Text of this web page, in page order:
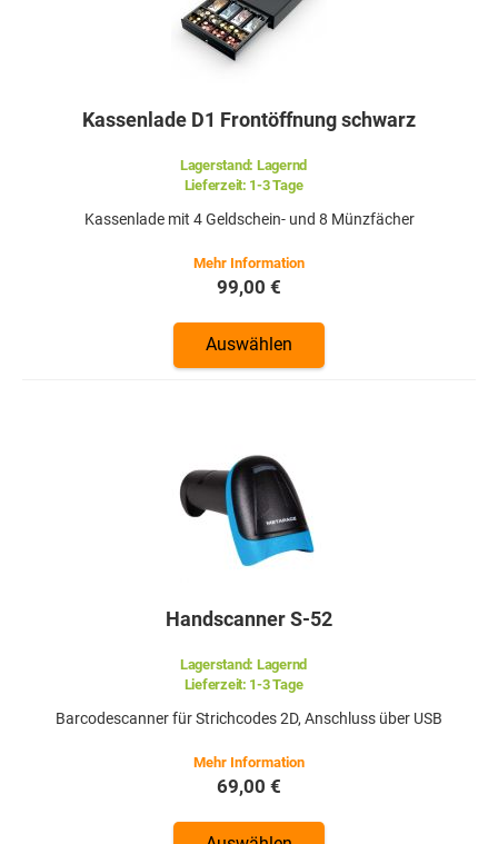
Kassenlade D1 Frontöffnung schwarz
Lagerstand: Lagernd
Lieferzeit: 1-3 Tage
Kassenlade mit 4 Geldschein- und 8 Münzfächer
99,00 €
Auswählen
Handscanner S-52
Lagerstand: Lagernd
Lieferzeit: 1-3 Tage
Barcodescanner für Strichcodes 2D, Anschluss über USB
69,00 €